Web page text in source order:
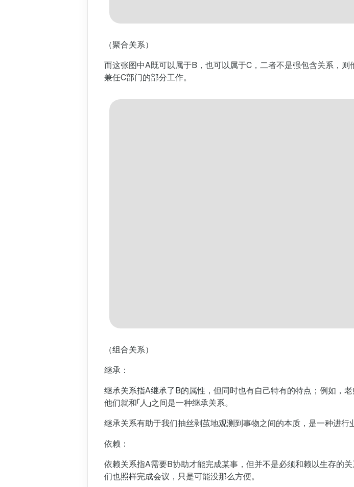
（聚合关系）
而这张图中A既可以属于B，也可以属于C，二者不是强包含关系，
兼任C部门的部分工作。
（组合关系）
继承：
继承关系指A继承了B的属性，但同时也有自己特有的特点；例如，老
他们就和「人」之间是一种继承关系。
继承关系有助于我们抽丝剥茧地观测到事物之间的本质，是一种进行
依赖：
依赖关系指A需要B协助才能完成某事，但并不是必须和赖以生存的
们也照样完成会议，只是可能没那么方便。